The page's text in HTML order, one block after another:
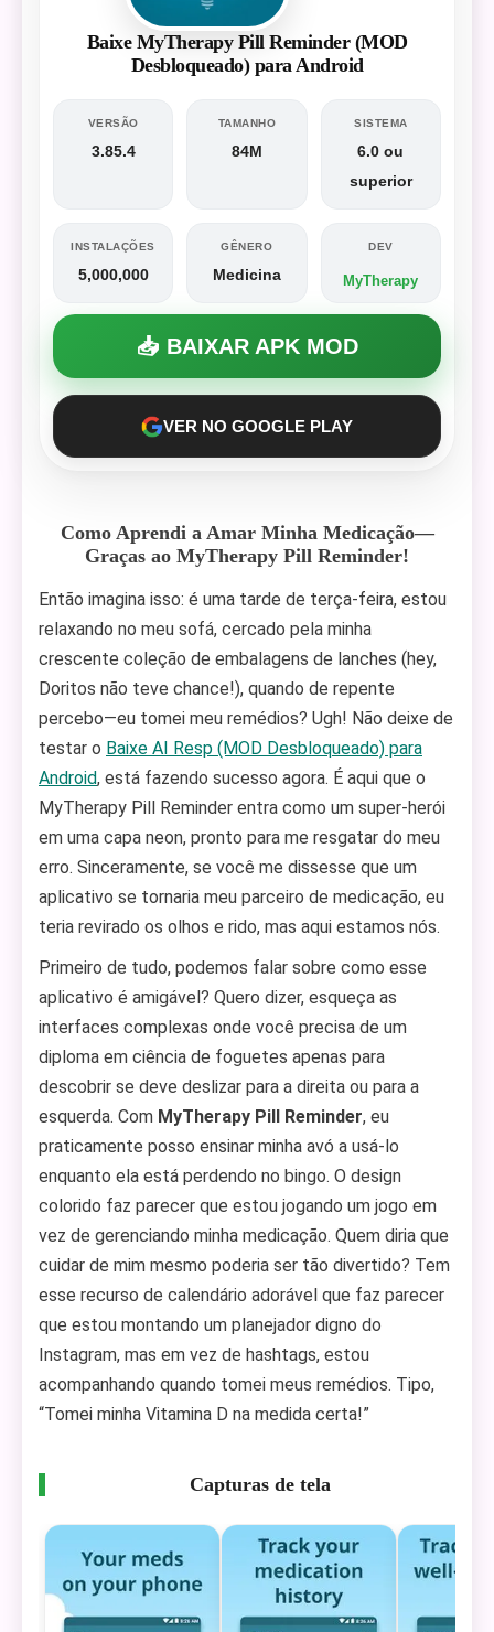
Baixe MyTherapy Pill Reminder (MOD
Desbloqueado) para Android
VERSÃO
3.85.4
TAMANHO
84M
SISTEMA
6.0 ou
superior
INSTALAÇÕES
5,000,000
GÊNERO
Medicina
DEV
MyTherapy
📥 BAIXAR APK MOD
VER NO GOOGLE PLAY
Como Aprendi a Amar Minha Medicação—
Graças ao MyTherapy Pill Reminder!
Então imagina isso: é uma tarde de terça-feira, estou
relaxando no meu sofá, cercado pela minha
crescente coleção de embalagens de lanches (hey,
Doritos não teve chance!), quando de repente
percebo—eu tomei meu remédios? Ugh! Não deixe de
testar o Baixe AI Resp (MOD Desbloqueado) para
Android, está fazendo sucesso agora. É aqui que o
MyTherapy Pill Reminder entra como um super-herói
em uma capa neon, pronto para me resgatar do meu
erro. Sinceramente, se você me dissesse que um
aplicativo se tornaria meu parceiro de medicação, eu
teria revirado os olhos e rido, mas aqui estamos nós.
Primeiro de tudo, podemos falar sobre como esse
aplicativo é amigável? Quero dizer, esqueça as
interfaces complexas onde você precisa de um
diploma em ciência de foguetes apenas para
descobrir se deve deslizar para a direita ou para a
esquerda. Com MyTherapy Pill Reminder, eu
praticamente posso ensinar minha avó a usá-lo
enquanto ela está perdendo no bingo. O design
colorido faz parecer que estou jogando um jogo em
vez de gerenciando minha medicação. Quem diria que
cuidar de mim mesmo poderia ser tão divertido? Tem
esse recurso de calendário adorável que faz parecer
que estou montando um planejador digno do
Instagram, mas em vez de hashtags, estou
acompanhando quando tomei meus remédios. Tipo,
“Tomei minha Vitamina D na medida certa!”
Capturas de tela